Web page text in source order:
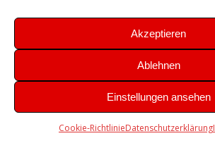
Akzeptieren
Ablehnen
Einstellungen ansehen
Cookie-RichtlinieDatenschutzerklärung
Theme